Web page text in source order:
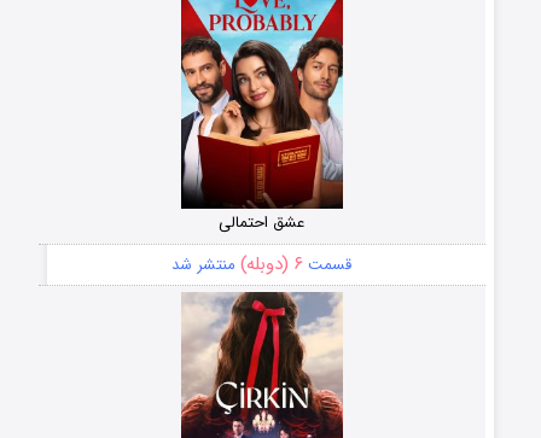
عشق احتمالی
قسمت ۶ (دوبله) منتشر شد